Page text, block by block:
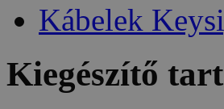
Kábelek
Kiegészítő